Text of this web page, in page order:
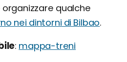
qualche
nei dintorni di Bilbao.
mappa-treni